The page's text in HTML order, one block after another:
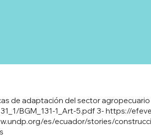
de adaptación del sector
BGM_131-1_Art-5.pdf3- https://
es/ecuador/stories/